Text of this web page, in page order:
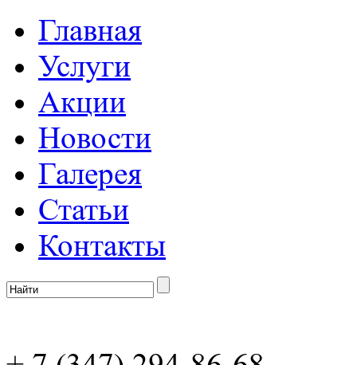
Главная
Услуги
Акции
Новости
Галерея
Статьи
Контакты